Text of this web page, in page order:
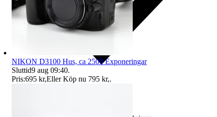
NIKON D3100 Hus, ca 2500 Exponeringar
Sluttid9 aug 09:40.
Pris:695 kr,Eller Köp nu 795 kr,.